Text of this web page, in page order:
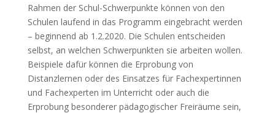
Rahmen der Schul-Schwerpunkte können von den
Schulen laufend in das Programm eingebracht werden
– beginnend ab 1.2.2020. Die Schulen entscheiden
selbst, an welchen Schwerpunkten sie arbeiten wollen.
Beispiele dafür können die Erprobung von
Distanzlernen oder des Einsatzes für Fachexpertinnen
und Fachexperten im Unterricht oder auch die
Erprobung besonderer pädagogischer Freiräume sein,